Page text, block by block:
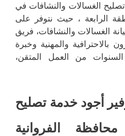
الغسالات والنشافات في
الرابعة ، حيث نتوفر على
الغسالات والنشافات، فريق
بالاحترافية والمهنية وخبرة
من العمل المتقن،
أجود خدمة تصليح
الفروانية